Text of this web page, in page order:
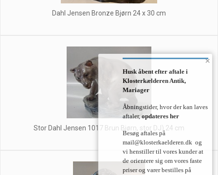
Dahl Jensen Bronze Bjørn 24 x 30 cm
Stor Dahl Jensen 1017 Brun Bjørn, stor DJ) 24 cm
×
Husk åbent efter aftale i
Klosterkælderen Antik,
Mariager
Åbningstider, hvor der kan laves
aftaler, opdateres her
Besøg aftales på
mail@klosterkaelderen.dk og
vi henstiller til vores kunder at
de orientere sig om vores faste
priser og varer bestilles på